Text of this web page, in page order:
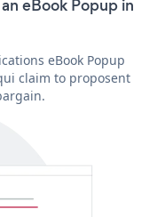
eBook Popup in
eBook Popup
claim to proposent